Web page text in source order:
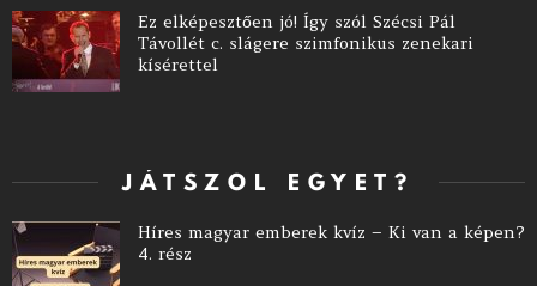
Ez elképesztően jó! Így szól Szécsi Pál
Távollét c. slágere szimfonikus zenekari
kísérettel
JÁTSZOL EGYET?
Híres magyar emberek kvíz – Ki van a képen?
4. rész